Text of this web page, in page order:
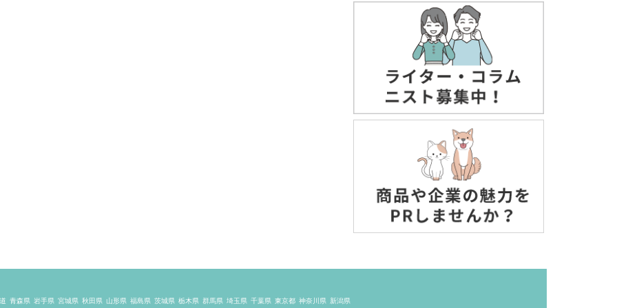
青森県 岩手県 宮城県 秋田県 山形県 福島県 茨城県 栃木県 群馬県 埼玉県 千葉県 東京都 神奈川県 新潟県